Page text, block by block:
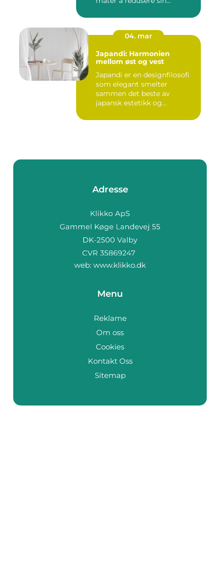
04. mar
Japandi: Harmonien
mellom øst og vest
Japandi er en designfilosofi
som elegant smelter
sammen det beste av
japansk estetikk og
Adresse
web: www.klikko.dk
Menu
Reklame
Om oss
Cookies
Kontakt Oss
Sitemap